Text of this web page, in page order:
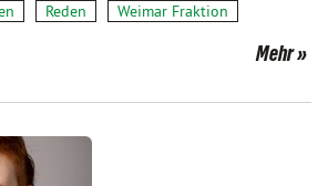
Reden Weimar Fraktion
Mehr